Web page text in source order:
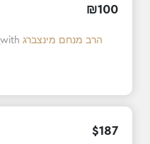
₪100
הרב מנחם מינצברג
$187